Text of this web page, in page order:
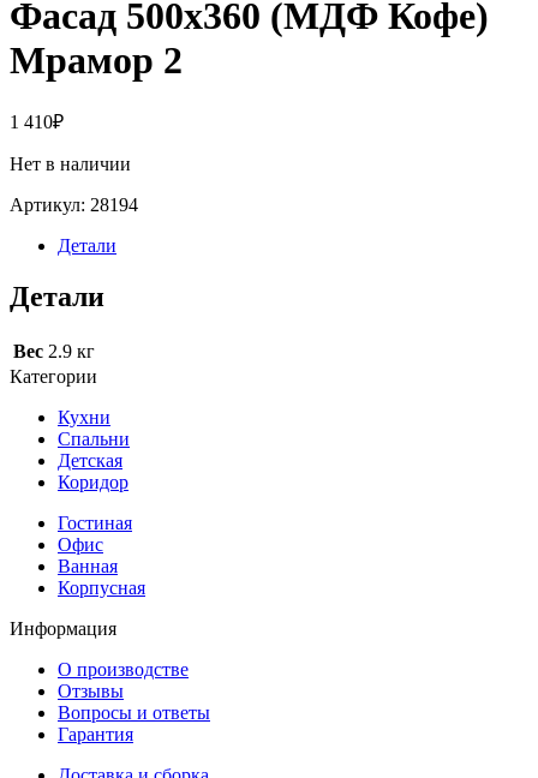
Фасад 500х360 (МДФ Кофе)
Мрамор 2
1 410₽
Нет в наличии
Артикул: 28194
Детали
Детали
Вес 2.9 кг
Категории
Кухни
Спальни
Детская
Коридор
Гостиная
Офис
Ванная
Корпусная
Информация
О производстве
Отзывы
Вопросы и ответы
Гарантия